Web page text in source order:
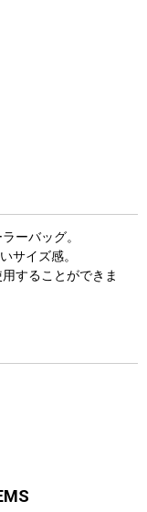
へ進む
ーバッグ。
サイズ感。
することができま